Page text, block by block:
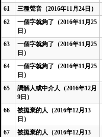
61
三種聲音（2016年11月24日）
62
一個字就夠了（2016年11月25
日）
63
一個字就夠了（2016年11月25
日）
64
一個字就夠了（2016年11月25
日）
65
調解人或中介人（2016年12月
9日）
66
被拋棄的人（2016年12月13
日）
67
被拋棄的人（2016年12月13